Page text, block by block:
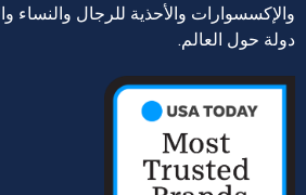
دولة حول العالم.